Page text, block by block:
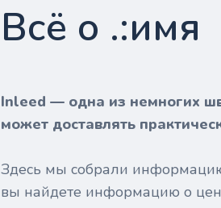
Всё о .:имя
Inleed — одна из немногих
может доставлять
Здесь мы собрали
вы найдете информацию о